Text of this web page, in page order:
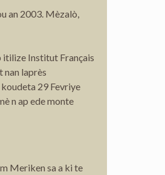
an 2003. Mèzalò,
itilize Institut Français
nan laprès
29 Fevriye
n ap ede monte
Meriken sa a ki te